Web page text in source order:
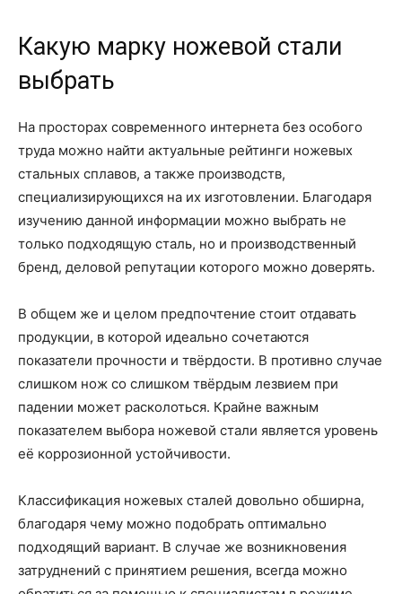
Какую марку ножевой стали
выбрать
На просторах современного интернета без особого
труда можно найти актуальные рейтинги ножевых
стальных сплавов, а также производств,
специализирующихся на их изготовлении. Благодаря
изучению данной информации можно выбрать не
только подходящую сталь, но и производственный
бренд, деловой репутации которого можно доверять.
В общем же и целом предпочтение стоит отдавать
продукции, в которой идеально сочетаются
показатели прочности и твёрдости. В противно случае
слишком нож со слишком твёрдым лезвием при
падении может расколоться. Крайне важным
показателем выбора ножевой стали является уровень
её коррозионной устойчивости.
Классификация ножевых сталей довольно обширна,
благодаря чему можно подобрать оптимально
подходящий вариант. В случае же возникновения
затруднений с принятием решения, всегда можно